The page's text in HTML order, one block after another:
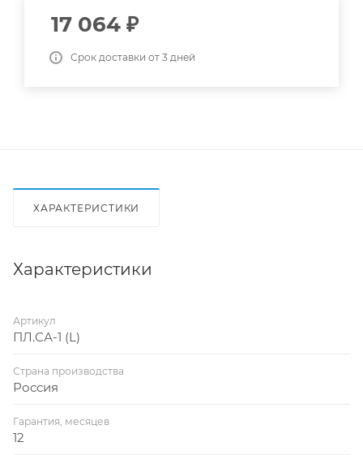
17 064 ₽
Срок доставки от 3 дней
ХАРАКТЕРИСТИКИ
Характеристики
Артикул
ПЛ.СА-1 (L)
Страна производства
Россия
Гарантия, месяцев
12